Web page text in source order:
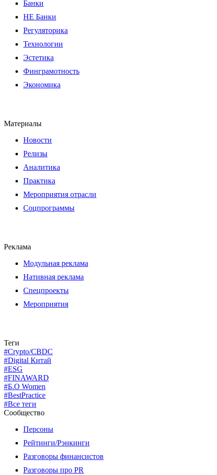
Банки
НЕ Банки
Регуляторика
Технологии
Эстетика
Финграмотность
Экономика
Материалы
Новости
Релизы
Аналитика
Практика
Мероприятия отрасли
Соцпрограммы
Реклама
Модульная реклама
Нативная реклама
Спецпроекты
Мероприятия
Теги
#Crypto/CBDC
#Digital Китай
#ESG
#FINAWARD
#Б.О Women
#BestPractice
#Все теги
Сообщество
Персоны
Рейтинги/Рэнкинги
Разговоры финансистов
Разговоры про PR